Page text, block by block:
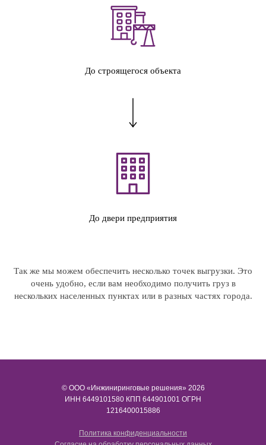
До строящегося объекта
До двери предприятия
Так же мы можем обеспечить несколько точек выгрузки. Это
очень удобно, если вам необходимо получить груз в
нескольких населенных пунктах или в разных частях города.
© ООО «Инжиниринговые решения» 2026
ИНН​​​​​​​ 6449101580 КПП 644901001 ОГРН
1216400015886
Политика конфиденциальности